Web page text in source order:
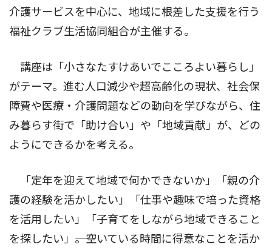
介護サービスを中心に、地域に根差した支援を行う
福祉クラブ生活協同組合が主催する。
講座は「小さなたすけあいでこころよい暮らし」
がテーマ。進む人口減少や超高齢化の現状、社会保
障費や医療・介護問題などの動向を学びながら、住
み暮らす街で「助け合い」や「地域貢献」が、どの
ようにできるかを考える。
「定年を迎えて地域で何かできないか」「親の介
護の経験を活かしたい」「仕事や趣味で培った資格
を活用したい」「子育てをしながら地域できること
を探したい」――。空いている時間に得意なことを活か